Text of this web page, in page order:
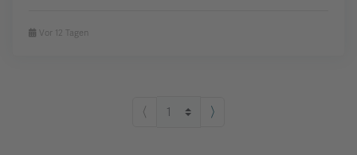
Vor 12 Tagen
⟨ ⟩